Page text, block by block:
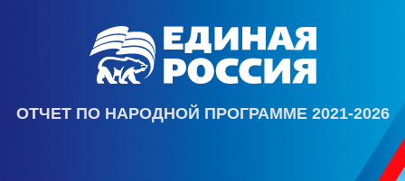
ОТЧЕТ ПО НАРОДНОЙ ПРОГРАММЕ 2021-2026